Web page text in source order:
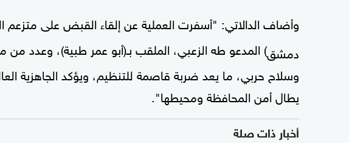
وأضاف الدالاتي: "أسفرت العملية عن إلقاء القبض على
دمشق) المدعو طه الزعبي، الملقب بـ(أبو عمر طبية)، وعدد
وسلاح حربي، ما يعد ضربة قاصمة للتنظيم، ويؤكد الجاهزية
يطال أمن المحافظة ومحيطها".
أخبار ذات صلة